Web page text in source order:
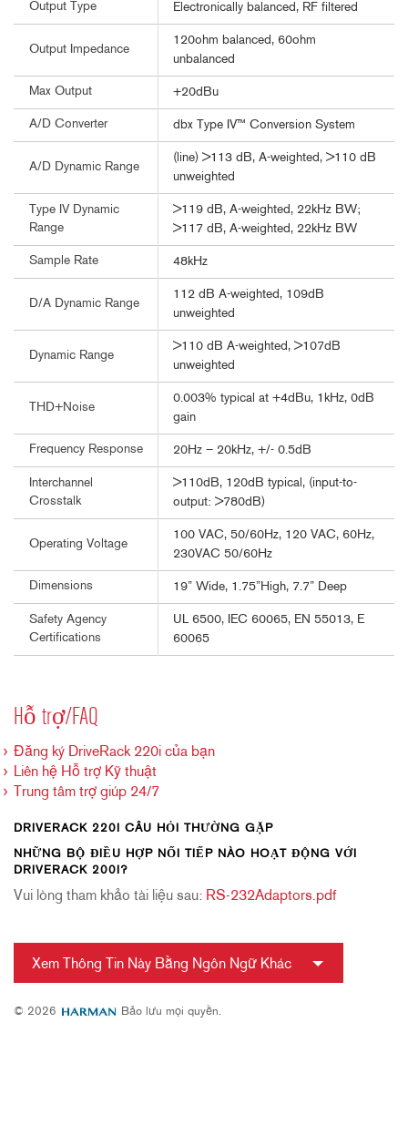
Output Type Electronically balanced, RF filtered
Output Impedance
120ohm balanced, 60ohm
unbalanced
Max Output +20dBu
A/D Converter dbx Type IV™ Conversion System
A/D Dynamic Range
(line) >113 dB, A-weighted, >110 dB
unweighted
Type IV Dynamic
Range
>119 dB, A-weighted, 22kHz BW;
>117 dB, A-weighted, 22kHz BW
Sample Rate 48kHz
D/A Dynamic Range
112 dB A-weighted, 109dB
unweighted
Dynamic Range
>110 dB A-weighted, >107dB
unweighted
THD+Noise
0.003% typical at +4dBu, 1kHz, 0dB
gain
Frequency Response 20Hz – 20kHz, +/- 0.5dB
Interchannel
Crosstalk
>110dB, 120dB typical, (input-to-
output: >780dB)
Operating Voltage
100 VAC, 50/60Hz, 120 VAC, 60Hz,
230VAC 50/60Hz
Dimensions 19” Wide, 1.75”High, 7.7” Deep
Safety Agency
Certifications
UL 6500, IEC 60065, EN 55013, E
60065
Hỗ trợ/FAQ
Đăng ký DriveRack 220i của bạn
Liên hệ Hỗ trợ Kỹ thuật
Trung tâm trợ giúp 24/7
DRIVERACK 220I CÂU HỎI THƯỜNG GẶP
NHỮNG BỘ ĐIỀU HỢP NỐI TIẾP NÀO HOẠT ĐỘNG VỚI
DRIVERACK 200I?
Vui lòng tham khảo tài liệu sau: RS-232Adaptors.pdf
Xem Thông Tin Này Bằng Ngôn Ngữ Khác
© 2026 Bảo lưu mọi quyền.